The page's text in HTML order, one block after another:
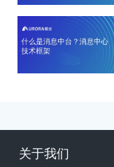
关于我们